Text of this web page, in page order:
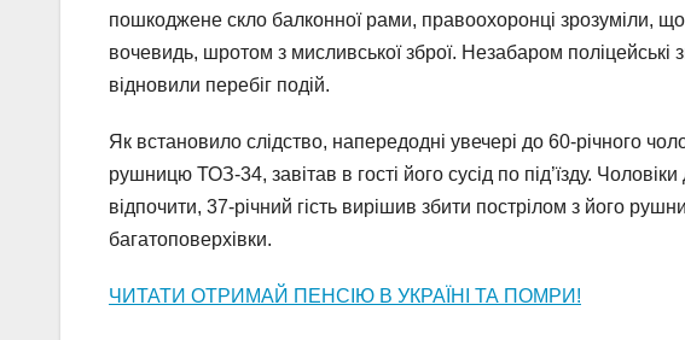
пошкоджене скло балконної рами, правоохоронці зрозуміли, що
вочевидь, шротом з мисливської зброї. Незабаром поліцейські
відновили перебіг подій.
Як встановило слідство, напередодні увечері до 60-річного
рушницю ТОЗ-34, завітав в гості його сусід по під’їзду.
відпочити, 37-річний гість вирішив збити пострілом з його
багатоповерхівки.
ЧИТАТИ ОТРИМАЙ ПЕНСІЮ В УКРАЇНІ ТА ПОМРИ!